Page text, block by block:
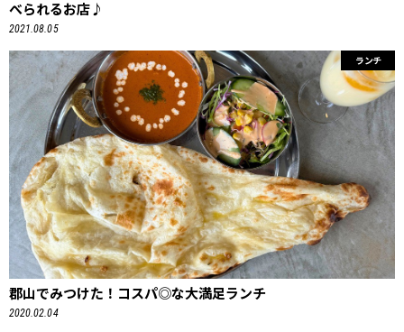
べられるお店♪
2021.08.05
ランチ
郡山でみつけた！コスパ◎な大満足ランチ
2020.02.04